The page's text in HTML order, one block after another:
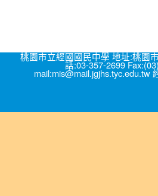
桃園市立經國國民中學 地址:桃園
話:03-357-2699
mail:mis@mail.jgjhs.tyc.edu.tw